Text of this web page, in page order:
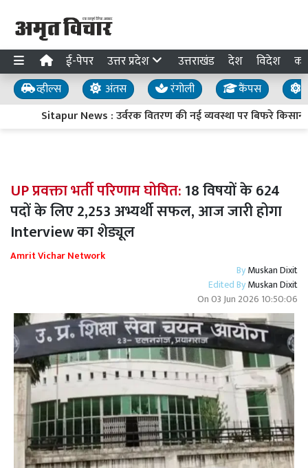
ई-पेपर उत्तर प्रदेश उत्तराखंड देश विदेश
व्हील्स अंतस रंगोली कैंपस
Sitapur News : उर्वरक वितरण की नई व्यवस्था पर बिफरे किसान,
UP प्रवक्ता भर्ती परिणाम घोषित:18 विषयों के 624
पदों के लिए 2,253 अभ्यर्थी सफल, आज जारी होगा
Interview का शेड्यूल
Amrit Vichar Network
ByMuskan Dixit
Edited ByMuskan Dixit
On03 Jun 2026 10:50:06